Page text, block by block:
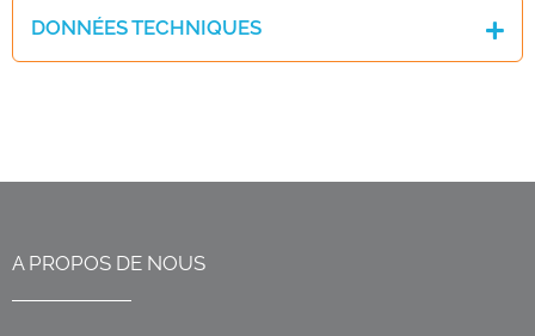
DONNÉES TECHNIQUES
A PROPOS DE NOUS